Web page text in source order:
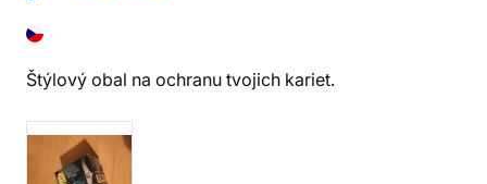
Štýlový obal na ochranu tvojich kariet.